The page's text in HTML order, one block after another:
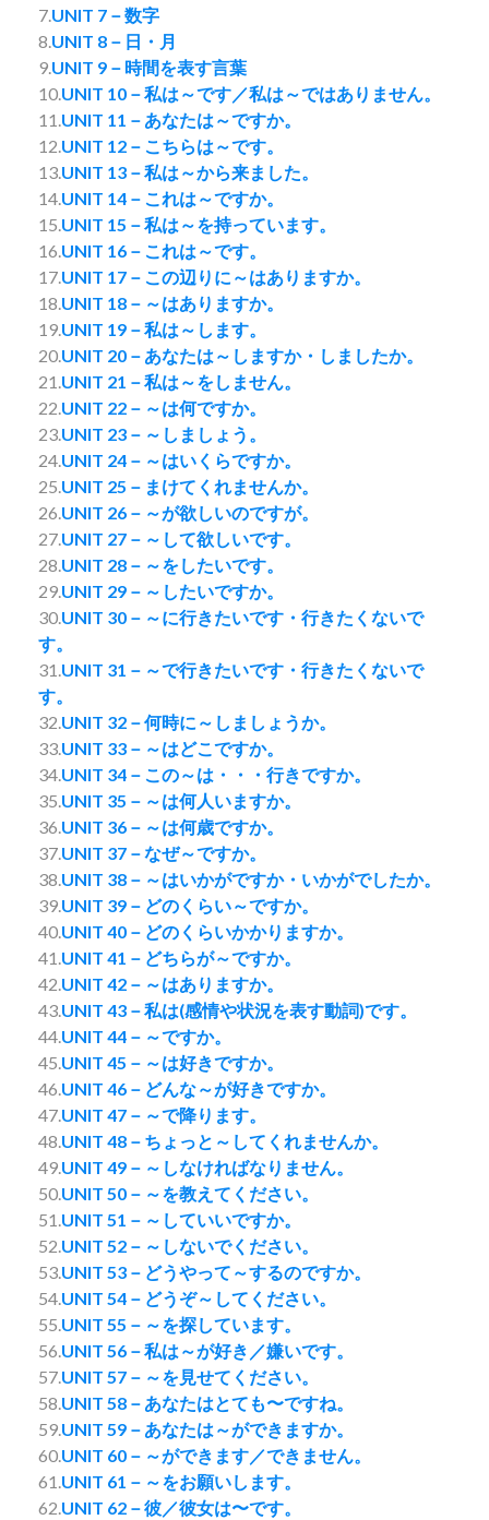
7.UNIT 7－数字
8.UNIT 8－日・月
9.UNIT 9－時間を表す言葉
10.UNIT 10－私は～です／私は～ではありません。
11.UNIT 11－あなたは～ですか。
12.UNIT 12－こちらは～です。
13.UNIT 13－私は～から来ました。
14.UNIT 14－これは～ですか。
15.UNIT 15－私は～を持っています。
16.UNIT 16－これは～です。
17.UNIT 17－この辺りに～はありますか。
18.UNIT 18－～はありますか。
19.UNIT 19－私は～します。
20.UNIT 20－あなたは～しますか・しましたか。
21.UNIT 21－私は～をしません。
22.UNIT 22－～は何ですか。
23.UNIT 23－～しましょう。
24.UNIT 24－～はいくらですか。
25.UNIT 25－まけてくれませんか。
26.UNIT 26－～が欲しいのですが。
27.UNIT 27－～して欲しいです。
28.UNIT 28－～をしたいです。
29.UNIT 29－～したいですか。
30.UNIT 30－～に行きたいです・行きたくないで
す。
31.UNIT 31－～で行きたいです・行きたくないで
す。
32.UNIT 32－何時に～しましょうか。
33.UNIT 33－～はどこですか。
34.UNIT 34－この～は・・・行きですか。
35.UNIT 35－～は何人いますか。
36.UNIT 36－～は何歳ですか。
37.UNIT 37－なぜ～ですか。
38.UNIT 38－～はいかがですか・いかがでしたか。
39.UNIT 39－どのくらい～ですか。
40.UNIT 40－どのくらいかかりますか。
41.UNIT 41－どちらが～ですか。
42.UNIT 42－～はありますか。
43.UNIT 43－私は(感情や状況を表す動詞)です。
44.UNIT 44－～ですか。
45.UNIT 45－～は好きですか。
46.UNIT 46－どんな～が好きですか。
47.UNIT 47－～で降ります。
48.UNIT 48－ちょっと～してくれませんか。
49.UNIT 49－～しなければなりません。
50.UNIT 50－～を教えてください。
51.UNIT 51－～していいですか。
52.UNIT 52－～しないでください。
53.UNIT 53－どうやって～するのですか。
54.UNIT 54－どうぞ～してください。
55.UNIT 55－～を探しています。
56.UNIT 56－私は～が好き／嫌いです。
57.UNIT 57－～を見せてください。
58.UNIT 58－あなたはとても〜ですね。
59.UNIT 59－あなたは～ができますか。
60.UNIT 60－～ができます／できません。
61.UNIT 61－～をお願いします。
62.UNIT 62－彼／彼女は〜です。